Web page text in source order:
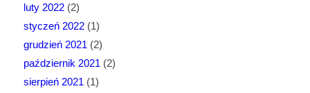
luty 2022(2)
styczeń 2022(1)
grudzień 2021 (2)
październik 2021 (2)
sierpień 2021 (1)